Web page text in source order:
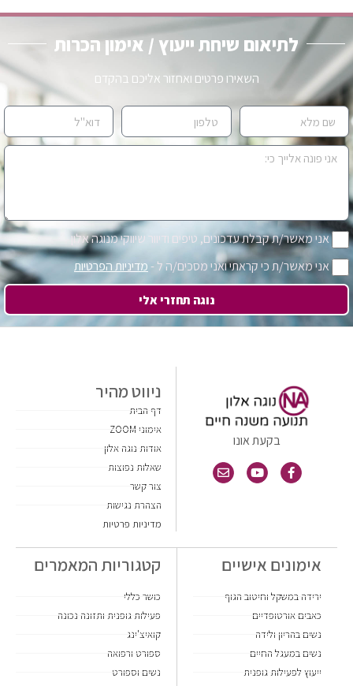
לתיאום שיחת ייעוץ / אימון הכרות
השאירו פרטים ואחזור אליכם בהקדם
אני מאשר/ת קבלת עדכונים, טיפים ודיוור שיווקי מנוגה אלון
אני מאשר/ת כי קראתי ואני מסכים/ה ל -מדיניות הפרטיות
נוגה תחזרי אלי
בקעת אונו
ניווט מהיר
דף הבית
אימוני ZOOM
אודות נוגה אלון
שאלות נפוצות
צור קשר
הצהרת נגישות
מדיניות פרטיות
אימונים אישיים
ירידה במשקל וחיטוב הגוף
כאבים אורטופדיים
נשים בהריון ולידה
נשים במעגל החיים
ייעוץ לפעילות גופנית
קטגוריות המאמרים
כושר כללי
פעילות גופנית ותזונה נכונה
קואיצ'ינג
ספורט ורפואה
נשים וספורט